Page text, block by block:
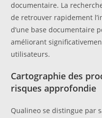
documentaire. La
de retrouver rapidement
d’une base documentaire
améliorant
utilisateurs.
Cartographie des
risques approfondie
Qualineo se distingue par